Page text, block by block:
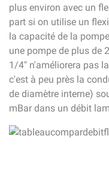
plus environ avec un
part si on utilise un
la capacité de la
une pompe de plus de
1/4" n'améliorera pas
c'est à peu près la
de diamètre interne)
mBar dans un débit